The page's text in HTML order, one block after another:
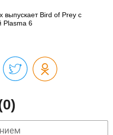
выпускает Bird of Prey с
Plasma 6